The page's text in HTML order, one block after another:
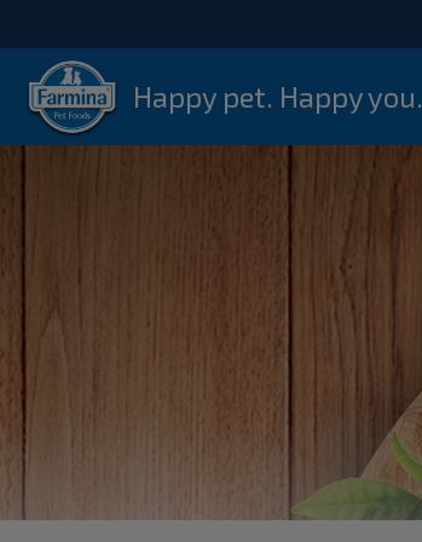
Happy pet. Happy you.